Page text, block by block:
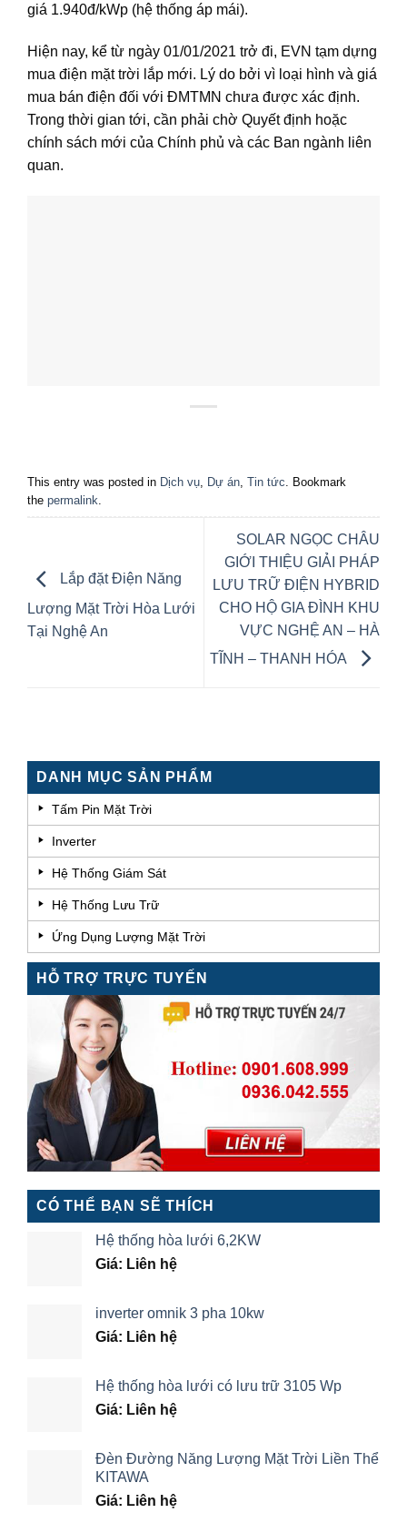
giá 1.940đ/kWp (hệ thống áp mái).
Hiện nay, kể từ ngày 01/01/2021 trở đi, EVN tạm dựng
mua điện mặt trời lắp mới. Lý do bởi vì loại hình và giá
mua bán điện đối với ĐMTMN chưa được xác định.
Trong thời gian tới, cần phải chờ Quyết định hoặc
chính sách mới của Chính phủ và các Ban ngành liên
quan.
This entry was posted in Dịch vụ Dự án Tin tức . Bookmark
the permalink
Lắp đặt Điện Năng
Lượng Mặt Trời Hòa Lưới
Tại Nghệ An
SOLAR NGỌC CHÂU
GIỚI THIỆU GIẢI PHÁP
LƯU TRỮ ĐIỆN HYBRID
CHO HỘ GIA ĐÌNH KHU
VỰC NGHỆ AN – HÀ
TĨNH – THANH HÓA
DANH MỤC SẢN PHẨM
Tấm Pin Mặt Trời
Inverter
Hệ Thống Giám Sát
Hệ Thống Lưu Trữ
Ứng Dụng Lượng Mặt Trời
HỖ TRỢ TRỰC TUYẾN
CÓ THỂ BẠN SẼ THÍCH
Hệ thống hòa lưới 6,2KW
Giá: Liên hệ
inverter omnik 3 pha 10kw
Giá: Liên hệ
Hệ thống hòa lưới có lưu trữ 3105 Wp
Giá: Liên hệ
Đèn Đường Năng Lượng Mặt Trời Liền Thể
KITAWA
Giá: Liên hệ